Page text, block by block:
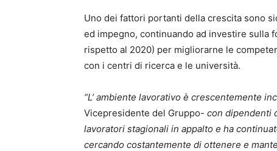
Uno dei fattori portanti della crescita sono
ed impegno, continuando ad investire sulla
rispetto al 2020) per migliorarne le
con i centri di ricerca e le università.
“L’ ambiente lavorativo è crescentemente
Vicepresidente del Gruppo- con dipendenti
lavoratori stagionali in appalto e ha
cercando costantemente di ottenere e